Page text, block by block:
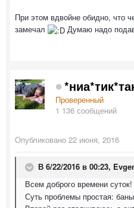
При этом вдвойне обидно, что
замечал
Думаю надо
Проверенный
1 136 сообщений
Опубликовано 22 июня, 2016
В 6/22/2016 в 00:23,
Всем доброго времени
Суть проблемы простая: